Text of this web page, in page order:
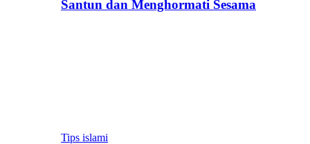
Santun dan Menghormati Sesama
Tips islami